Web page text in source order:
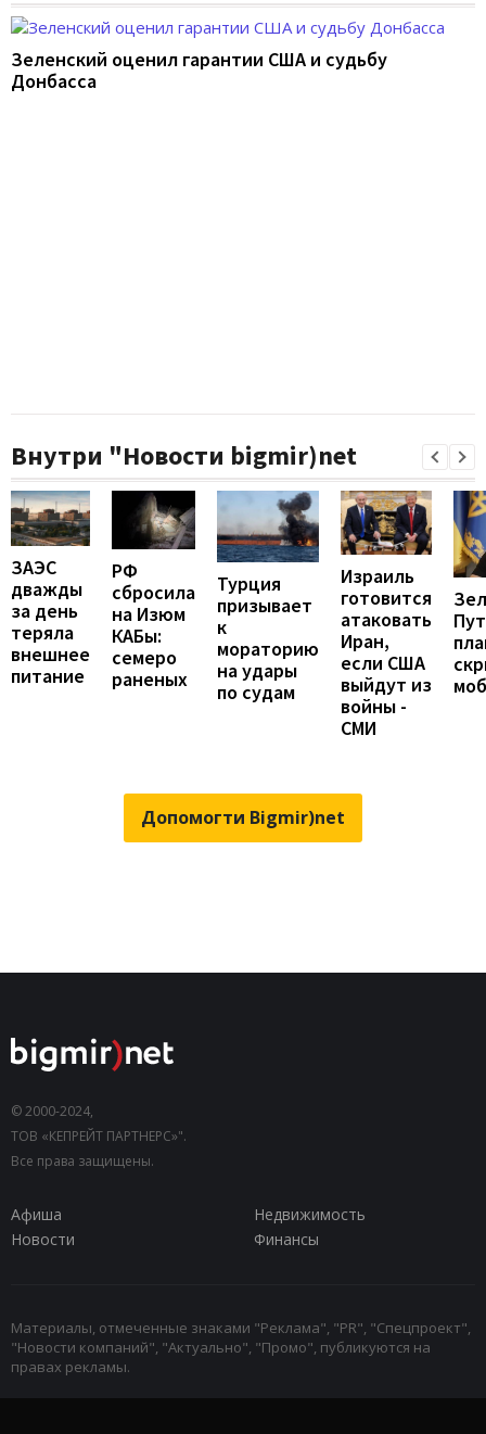
Зеленский оценил гарантии США и судьбу
Донбасса
Внутри "Новости bigmir)net
ЗАЭС
дважды
за день
теряла
внешнее
питание
РФ
сбросила
на Изюм
КАБы:
семеро
раненых
Турция
призывает
к
мораторию
на удары
по судам
Израиль
готовится
атаковать
Иран,
если США
выйдут из
войны -
СМИ
Допомогти Bigmir)net
© 2000-2024,
ТОВ «КЕПРЕЙТ ПАРТНЕРС»".
Все права защищены.
Афиша
Недвижимость
Новости
Финансы
Материалы, отмеченные знаками "Реклама", "PR", "Спецпроект",
"Новости компаний", "Актуально", "Промо", публикуются на
правах рекламы.